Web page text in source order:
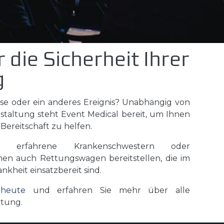
die Sicherheit Ihrer
oder ein anderes Ereignis? Unabhängig von
steht Event Medical bereit, um Ihnen
zu helfen.
erfahrene Krankenschwestern oder
auch Rettungswagen bereitstellen, die im
einsatzbereit sind.
und erfahren Sie mehr über alle